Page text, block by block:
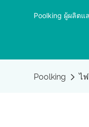
Poolking ผู้ผลิต
Poolking ไ